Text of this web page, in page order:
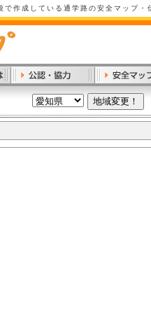
で作成している通学路の安全マップ